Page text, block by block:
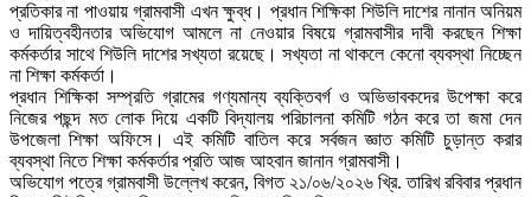
প্রতিকার না পাওয়ায় গ্রামবাসী এখন ক্ষুব্ধ। প্রধান শিক্ষিকা শিউলি দাশের নানান অনিয়ম
ও দায়িত্বহীনতার অভিযোগ আমলে না নেওয়ার বিষয়ে গ্রামবাসীর দাবী করছেন শিক্ষা
কর্মকর্তার সাথে শিউলি দাশের সখ্যতা রয়েছে। সখ্যতা না থাকলে কেনো ব্যবস্থা নিচ্ছেন
না শিক্ষা কর্মকর্তা।
প্রধান শিক্ষিকা সম্প্রতি গ্রামের গণ্যমান্য ব্যক্তিবর্গ ও অভিভাবকদের উপেক্ষা করে
নিজের পছন্দ মত লোক দিয়ে একটি বিদ্যালয় পরিচালনা কমিটি গঠন করে তা জমা দেন
উপজেলা শিক্ষা অফিসে। এই কমিটি বাতিল করে সর্বজন জ্ঞাত কমিটি চুড়ান্ত করার
ব্যবস্থা নিতে শিক্ষা কর্মকর্তার প্রতি আজ আহবান জানান গ্রামবাসী।
অভিযোগ পত্রে গ্রামবাসী উল্লেখ করেন, বিগত ২১/০৬/২০২৬ খ্রি. তারিখ রবিবার প্রধান